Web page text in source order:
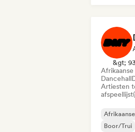
&gt;
Dancehall
Artiesten
Boor/Trui